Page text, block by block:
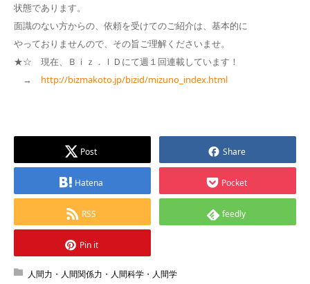
状態であります。
面識のない方からの、依頼を受けてのご紹介は、基本的に
やっておりませんので、その旨ご理解くださいませ。
★☆ 現在、Ｂｉｚ．ＩＤにて週１回連載しています！
→ http://bizmakoto.jp/bizid/mizuno_index.html
Post Share
Hatena Pocket
RSS feedly
Pin it
人間力・人間関係力・人間科学・人間学